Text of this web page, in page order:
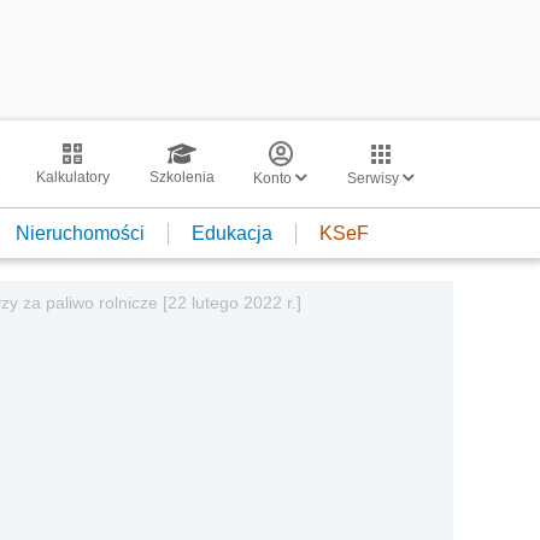
Kalkulatory Szkolenia Konto Serwisy
Nieruchomości Edukacja KSeF
za paliwo rolnicze [22 lutego 2022 r.]